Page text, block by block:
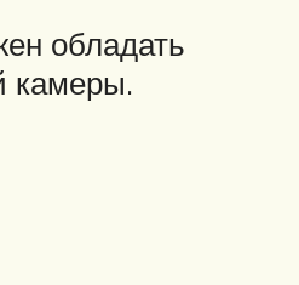
обладать
камеры.